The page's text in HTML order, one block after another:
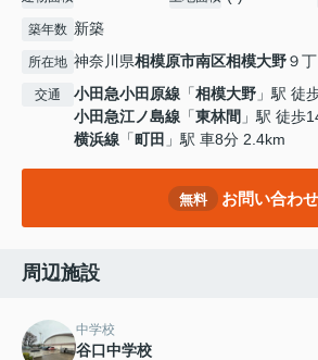
築年数 新築
所在地 神奈川県相模原市南区相模大野９
交通 小田急小田原線 「相模大野 」駅 徒
小田急江ノ島線 「東林間 」駅 徒歩
横浜線 「町田 」駅 車8分 2.4km
無料 お問い合わせ
周辺施設
中学校
谷口中学校